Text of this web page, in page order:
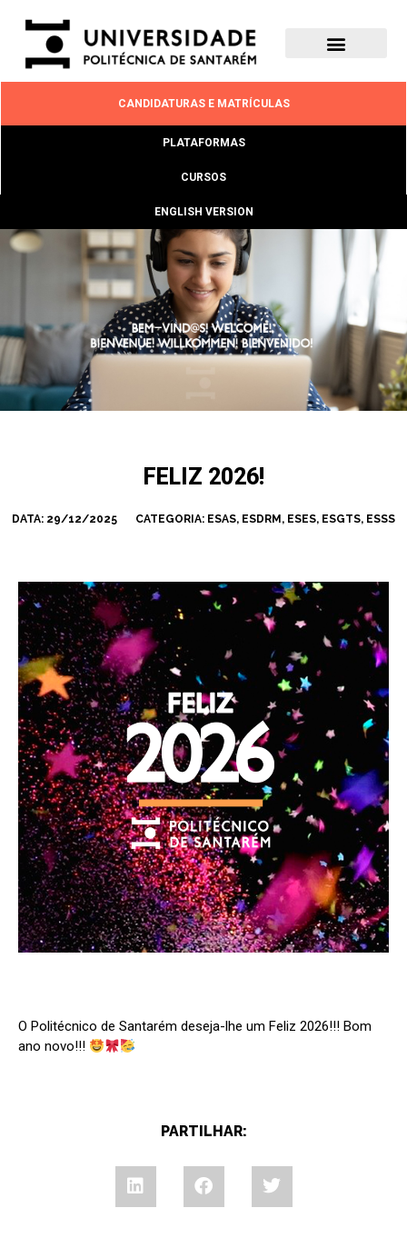
CANDIDATURAS E MATRÍCULAS
PLATAFORMAS
CURSOS
ENGLISH VERSION
FELIZ 2026!
DATA: 29/12/2025 CATEGORIA: ESAS, ESDRM , ESES, ESGTS, ESSS
O Politécnico de Santarém deseja-lhe um Feliz 2026!!! Bom
ano novo!!!
PARTILHAR: